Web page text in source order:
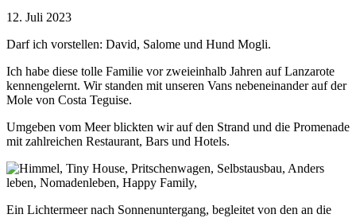
Barbara
12. Juli 2023
Darf ich vorstellen: David, Salome und Hund Mogli.
Ich habe diese tolle Familie vor zweieinhalb Jahren auf Lanzarote
kennengelernt. Wir standen mit unseren Vans nebeneinander auf der
Mole von Costa Teguise.
Umgeben vom Meer blickten wir auf den Strand und die Promenade
mit zahlreichen Restaurant, Bars und Hotels.
Ein Lichtermeer nach Sonnenuntergang, begleitet von den an die